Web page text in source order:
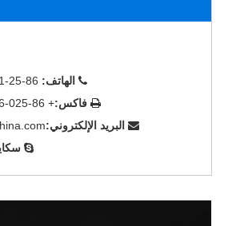
 الهاتف:
 فاكس:+ 86-025-84204061،52300546
 البريد الإلكتروني:
